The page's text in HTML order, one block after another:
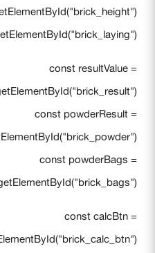
const resultValue =
const powderResult =
const powderBags =
const calcBtn =